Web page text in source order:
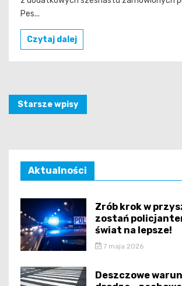
Pes...
Czytaj dalej
Nawigacja
Starsze wpisy
Aktualności
Zrób krok w
zostań
świat na lepsze!
7 maja 2026
Deszczowe